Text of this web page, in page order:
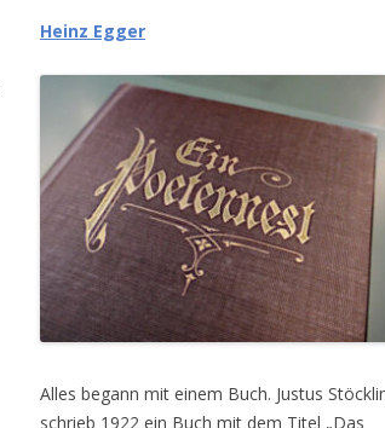
Heinz Egger
Alles begann mit einem Buch. Justus
schrieb 1922 ein Buch mit dem Titel „Das